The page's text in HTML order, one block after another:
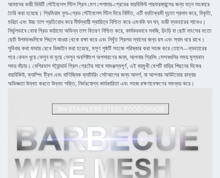
আমাদের ভারী ডিউটি ​​স্টেইনলেস স্টিল গ্রিল মেশ পেশাদার-গ্রেডের বারবিকিউ পারফরম্যান্সের জন্য যত্ন সহকারে
তৈরি করা হয়েছে। প্রিমিয়াম ফুড-গ্রেড স্টেইনলেস স্টিল দিয়ে নির্মিত, এটি ব্যতিক্রমী দৃঢ়তা প্রদান করে, বিকৃতি,
মরিচা এবং উচ্চ তাপ প্রতিরোধ করে দীর্ঘস্থায়ী স্থায়িত্ব নিশ্চিত করে এমনকি ঘন ঘন, ভারী ব্যবহারের সাথেও।
নির্ভুলভাবে বোনা গ্রিড কাঠামো অভিন্ন তাপ বিতরণ নিশ্চিত করে, কার্যকরভাবে সবজি, চিংড়ি বা ছোট মাংসের মতো
ছোট উপাদানগুলিকে পিছলে যাওয়া থেকে রক্ষা করে এবং নিখুঁত গ্রিলড স্বাদের জন্য রস এবং স্বাদ ধরে রাখে।
সুবিধার কথা মাথায় রেখে ডিজাইন করা হয়েছে, মসৃণ পৃষ্ঠটি সহজে পরিষ্কার করা সহজ করে তোলে—ব্যবহারের
পরে কেবল ধুয়ে ফেলুন বা মুছে ফেলুন অবশিষ্টাংশ অপসারণের জন্য, আপনার গ্রিলিং সেশনগুলির সময় মূল্যবান
সময় বাঁচায়। বেশিরভাগ স্ট্যান্ডার্ড গ্রিল গ্রেটের সাথে সামঞ্জস্যপূর্ণ, এই বহুমুখী মেশটি বাড়ির পিছনের দিকের
বারবিকিউ, ক্যাম্পিং ট্রিপ এবং বাণিজ্যিক ক্যাটারিং সেটআপের জন্য আদর্শ, যা আপনার আউটডোর রান্নার
অভিজ্ঞতা উন্নত করতে উন্নত শক্তি, নির্ভরযোগ্য কার্যকারিতা এবং সহজ রক্ষণাবেক্ষণের সমন্বয় করে।